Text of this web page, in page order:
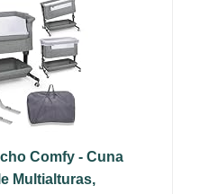
Comfy - Cuna
Multialturas,